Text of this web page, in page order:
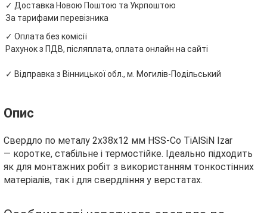
✓ Доставка Новою Поштою та Укрпоштою
За тарифами перевізника
✓ Оплата без комісії
Рахунок з ПДВ, післяплата, оплата онлайн на сайті
✓ Відправка з Вінницької обл., м. Могилів-Подільський
Опис
Свердло по металу 2х38х12 мм HSS-Co TiAlSiN Izar
— коротке, стабільне і термостійке. Ідеально підходить
як для монтажних робіт з використанням тонкостінних
матеріалів, так і для свердління у верстатах.